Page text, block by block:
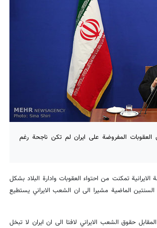
العقوبات المفروضة على ايران لم تكن ناجحة رغم
تمكنت من احتواء العقوبات وادارة البلاد بشكل
الماضية مشيرا الى ان الشعب الايراني يستطيع
حقوق الشعب الايراني لافتا الى ان ايران لا تبخل